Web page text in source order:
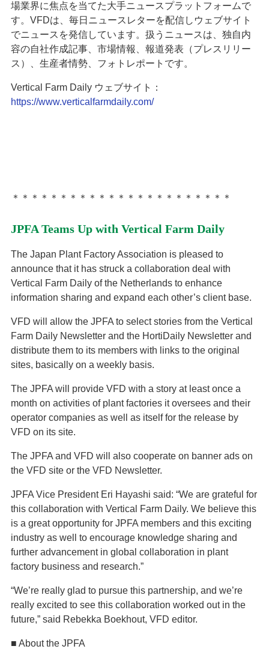
場業界に焦点を当てた大手ニュースプラットフォームで
す。VFDは、毎日ニュースレターを配信しウェブサイト
でニュースを発信しています。扱うニュースは、独自内
容の自社作成記事、市場情報、報道発表（プレスリリー
ス）、生産者情勢、フォトレポートです。
Vertical Farm Daily ウェブサイト：
https://www.verticalfarmdaily.com/
＊＊＊＊＊＊＊＊＊＊＊＊＊＊＊＊＊＊＊＊＊＊＊
JPFA Teams Up with Vertical Farm Daily
The Japan Plant Factory Association is pleased to
announce that it has struck a collaboration deal with
Vertical Farm Daily of the Netherlands to enhance
information sharing and expand each other’s client base.
VFD will allow the JPFA to select stories from the Vertical
Farm Daily Newsletter and the HortiDaily Newsletter and
distribute them to its members with links to the original
sites, basically on a weekly basis.
The JPFA will provide VFD with a story at least once a
month on activities of plant factories it oversees and their
operator companies as well as itself for the release by
VFD on its site.
The JPFA and VFD will also cooperate on banner ads on
the VFD site or the VFD Newsletter.
JPFA Vice President Eri Hayashi said: “We are grateful for
this collaboration with Vertical Farm Daily. We believe this
is a great opportunity for JPFA members and this exciting
industry as well to encourage knowledge sharing and
further advancement in global collaboration in plant
factory business and research.”
“We’re really glad to pursue this partnership, and we’re
really excited to see this collaboration worked out in the
future,” said Rebekka Boekhout, VFD editor.
■ About the JPFA